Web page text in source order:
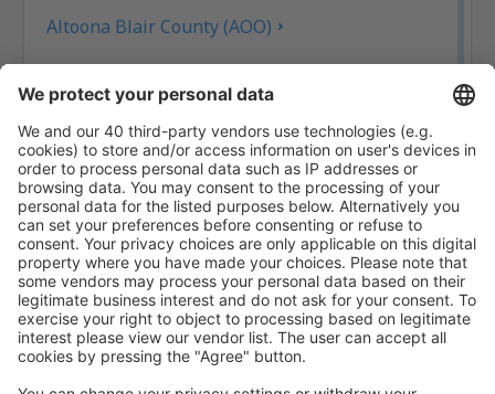
Altoona Blair County (AOO)
Ambler Airport (ABL)
Angel Fire repülőtér (AXX)
Angoon Apt. (AGN)
Aniak Airport (ANI)
Durango
Ann Arbor Municipal Airport (ARB)
McKinleyville Arcata Eureka (ACV)